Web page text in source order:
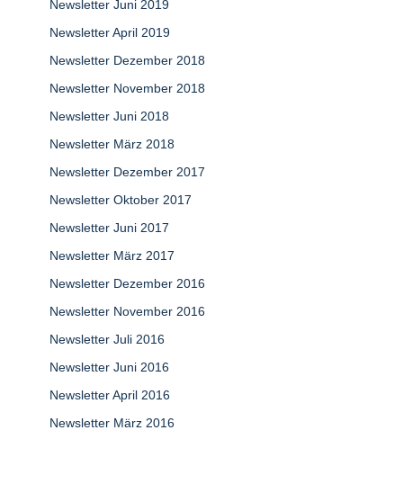
Newsletter Juni 2019
Newsletter April 2019
Newsletter Dezember 2018
Newsletter November 2018
Newsletter Juni 2018
Newsletter März 2018
Newsletter Dezember 2017
Newsletter Oktober 2017
Newsletter Juni 2017
Newsletter März 2017
Newsletter Dezember 2016
Newsletter November 2016
Newsletter Juli 2016
Newsletter Juni 2016
Newsletter April 2016
Newsletter März 2016